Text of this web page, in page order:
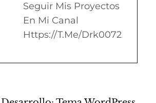
Seguir Mis Proyectos
En Mi Canal
Https://t.me/drk0072